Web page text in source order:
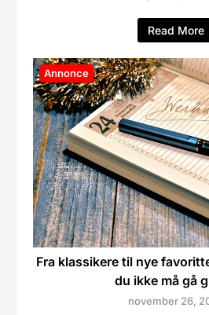
Read More
Annonce
Fra klassikere til nye
du ikke må gå
november 26,